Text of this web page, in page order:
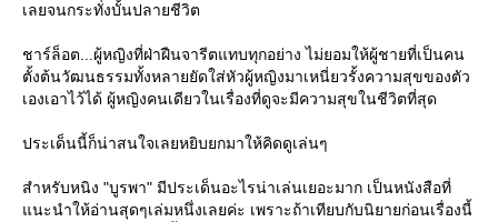
เลยจนกระทั่งบั้นปลายชีวิต
ชาร์ล็อต...ผู้หญิงที่ฝ่าฝืนจารีตแทบทุกอย่าง ไม่ยอมให้ผู้ชายที่เป็นคน
ตั้งต้นวัฒนธรรมทั้งหลายยัดใส่หัวผู้หญิงมาเหนี่ยวรั้งความสุขของตัว
เองเอาไว้ได้ ผู้หญิงคนเดียวในเรื่องที่ดูจะมีความสุขในชีวิตที่สุด
ประเด็นนี้ก็น่าสนใจเลยหยิบยกมาให้คิดดูเล่นๆ
สำหรับหนิง "บูรพา" มีประเด็นอะไรน่าเล่นเยอะมาก เป็นหนังสือที่
นะนำให้อ่านสุดๆเล่มหนึ่งเลยค่ะ เพราะถ้าเทียบกับนิยายก่อนเรื่องนี้